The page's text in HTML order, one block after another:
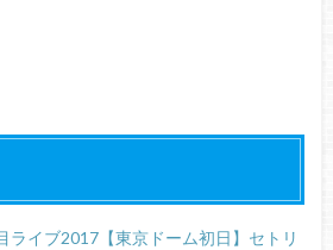
ライブ2017【東京ドーム初日】セトリ